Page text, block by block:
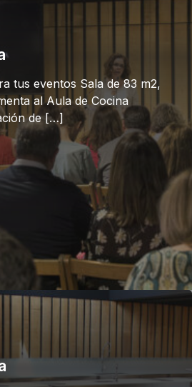
tus eventos Sala de 83 m2,
al Aula de Cocina
de […]